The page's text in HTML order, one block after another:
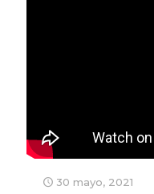
30 mayo, 2021